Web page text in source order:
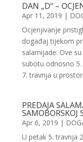
DAN „D“ –
Apr 11, 2019 |
Ocjenjivanje
događaj tijekom
salamijade. Ove
subotu odnosno
7. travnja u
PREDAJA
SAMOBORSKOJ
Apr 6, 2019 |
U petak 5. travnja